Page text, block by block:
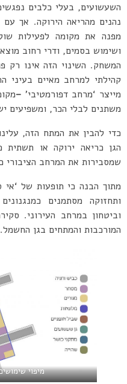
השעשועים, בעלי כלבים
נהנים מהריאה הירוקה. אך
מפנה את מקומה לפעילות
ושימוש בסמים, ודרי רחוב
המשחק. השינוי הזה אינו רק
קהילתי למרחב מאיים בעיני
מייצר ‘מרחב דפורמטיבי’ –
משתנים לבלי הכר, ומשפיעים
כדי להבין את המתח הזה,
הגן כריאה ירוקה או תשתית
שמסבירות את המרחב הציבורי
מתוך הבנה כי תופעות של ‘אי
ותחזוקה מסתמנים
וביטחון במרחב העירוני.
המורכבות והמתחים בגן החשמל.
מיפוי